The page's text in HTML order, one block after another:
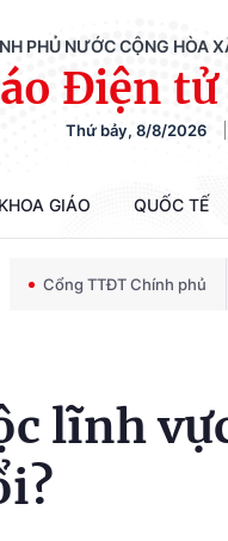
PHỦ NƯỚC CỘNG HÒA
Điện
Thứ bảy, 8/8/2026
KHOA GIÁO QUỐC TẾ
Cổng TTĐT Chính phủ
lĩnh